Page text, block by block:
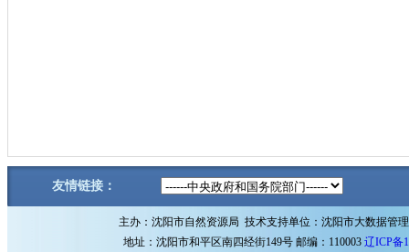
友情链接：
主办：沈阳市自然资源局 技术支持单位：沈阳市大数据管
地址：沈阳市和平区南四经街149号 邮编：110003 辽ICP备